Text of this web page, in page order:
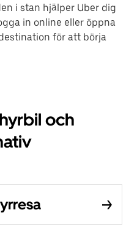
i stan hjälper Uber dig
in online eller öppna
för att börja
och